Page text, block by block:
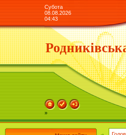
Субота
08.08.2026
04:43
»